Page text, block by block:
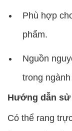
Phù hợp
phẩm.
Nguồn
trong
Hướng dẫn sử
Có thể rang